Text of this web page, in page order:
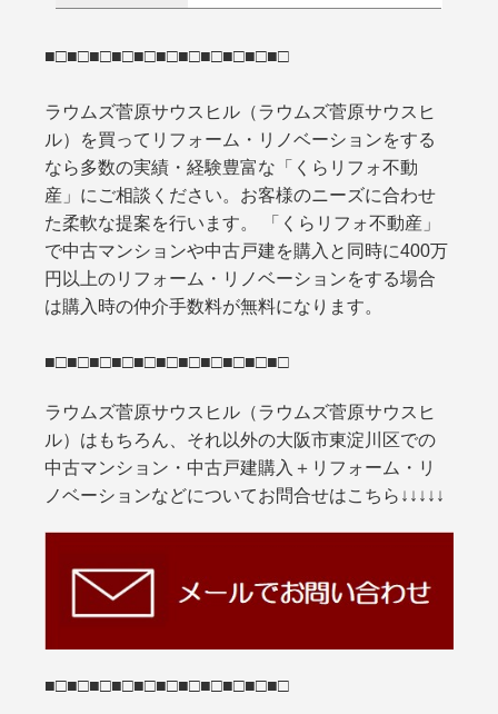
■□■□■□■□■□■□■□■□■□■□■□
ラウムズ菅原サウスヒル（ラウムズ菅原サウスヒ
ル）を買ってリフォーム・リノベーションをする
なら多数の実績・経験豊富な「くらリフォ不動
産」にご相談ください。お客様のニーズに合わせ
た柔軟な提案を行います。 「くらリフォ不動産」
で中古マンションや中古戸建を購入と同時に400万
円以上のリフォーム・リノベーションをする場合
は購入時の仲介手数料が無料になります。
■□■□■□■□■□■□■□■□■□■□■□
ラウムズ菅原サウスヒル（ラウムズ菅原サウスヒ
ル）はもちろん、それ以外の大阪市東淀川区での
中古マンション・中古戸建購入＋リフォーム・リ
ノベーションなどについてお問合せはこちら↓↓↓↓↓
■□■□■□■□■□■□■□■□■□■□■□